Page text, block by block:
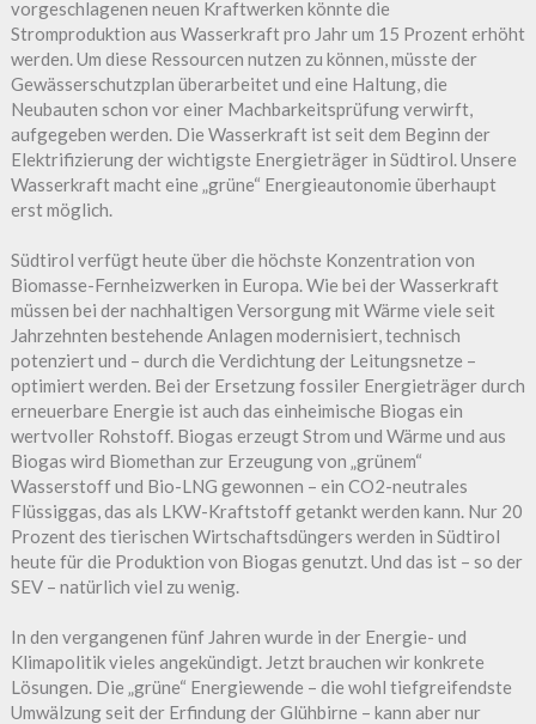
vorgeschlagenen neuen Kraftwerken könnte die
Stromproduktion aus Wasserkraft pro Jahr um 15 Prozent erhöht
werden. Um diese Ressourcen nutzen zu können, müsste der
Gewässerschutzplan überarbeitet und eine Haltung, die
Neubauten schon vor einer Machbarkeitsprüfung verwirft,
aufgegeben werden. Die Wasserkraft ist seit dem Beginn der
Elektrifizierung der wichtigste Energieträger in Südtirol. Unsere
Wasserkraft macht eine „grüne“ Energieautonomie überhaupt
erst möglich.
Südtirol verfügt heute über die höchste Konzentration von
Biomasse-Fernheizwerken in Europa. Wie bei der Wasserkraft
müssen bei der nachhaltigen Versorgung mit Wärme viele seit
Jahrzehnten bestehende Anlagen modernisiert, technisch
potenziert und – durch die Verdichtung der Leitungsnetze –
optimiert werden. Bei der Ersetzung fossiler Energieträger durch
erneuerbare Energie ist auch das einheimische Biogas ein
wertvoller Rohstoff. Biogas erzeugt Strom und Wärme und aus
Biogas wird Biomethan zur Erzeugung von „grünem“
Wasserstoff und Bio-LNG gewonnen – ein CO2-neutrales
Flüssiggas, das als LKW-Kraftstoff getankt werden kann. Nur 20
Prozent des tierischen Wirtschaftsdüngers werden in Südtirol
heute für die Produktion von Biogas genutzt. Und das ist – so der
SEV – natürlich viel zu wenig.
In den vergangenen fünf Jahren wurde in der Energie- und
Klimapolitik vieles angekündigt. Jetzt brauchen wir konkrete
Lösungen. Die „grüne“ Energiewende – die wohl tiefgreifendste
Umwälzung seit der Erfindung der Glühbirne – kann aber nur